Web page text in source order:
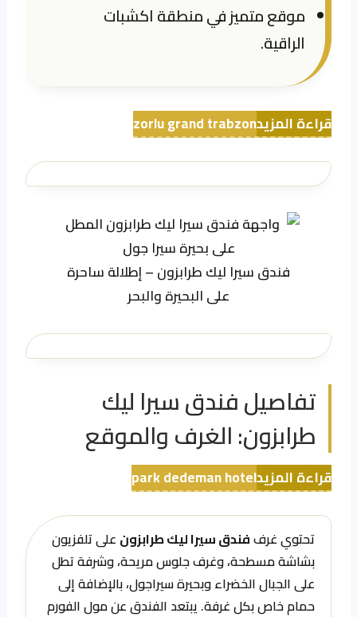
موقع متميز في منطقة اكشبات
الراقية.
قراءة المزيدzorlu grand trabzon
فندق سيرا ليك طرابزون – إطلالة ساحرة
على البحيرة والبحر
تفاصيل فندق سيرا ليك
طرابزون: الغرف والموقع
قراءة المزيدpark dedeman hotel
تحتوي غرففندق سيرا ليك طرابزون على تلفزيون
بشاشة مسطحة، وغرف جلوس مريحة، وشرفة تطل
على الجبال الخضراء وبحيرة سيراجول، بالإضافة إلى
حمام خاص بكل غرفة. يبتعد الفندق عن مول الفورم